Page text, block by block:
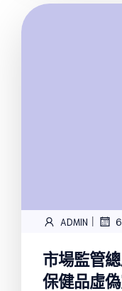
ADMIN |
市場監管
保健品虛